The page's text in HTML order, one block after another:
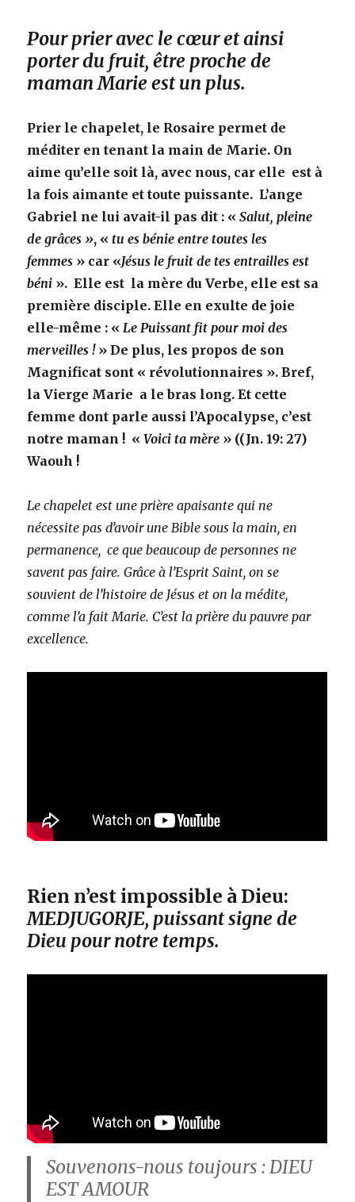
Pour prier avec le cœur et ainsi
porter du fruit, être proche de
maman Marie est un plus.
Prier le chapelet, le Rosaire permet de
méditer en tenant la main de Marie. On
aime qu’elle soit là, avec nous, car elle est à
la fois aimante et toute puissante. L’ange
Gabriel ne lui avait-il pas dit : «Salut, pleine
de grâces », «tu es bénie entre toutes les
femmes » car «Jésus le fruit de tes entrailles est
béni ». Elle est la mère du Verbe, elle est sa
première disciple. Elle en exulte de joie
elle-même : « Le Puissant fit pour moi des
merveilles !» De plus, les propos de son
Magnificat sont « révolutionnaires ». Bref,
la Vierge Marie a le bras long. Et cette
femme dont parle aussi l’Apocalypse, c’est
notre maman ! « Voici ta mère » ((Jn. 19: 27)
Waouh !
Le chapelet est une prière apaisante qui ne
nécessite pas d’avoir une Bible sous la main, en
permanence, ce que beaucoup de personnes ne
savent pas faire. Grâce à l’Esprit Saint, on se
souvient de l’histoire de Jésus et on la médite,
comme l’a fait Marie. C’est la prière du pauvre par
excellence.
Rien n’est impossible à Dieu:
MEDJUGORJE, puissant signe de
Dieu pour notre temps.
Souvenons-nous toujours : DIEU
EST AMOUR